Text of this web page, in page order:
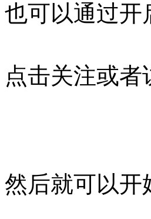
也可以通过开
点击关注或者
然后就可以开